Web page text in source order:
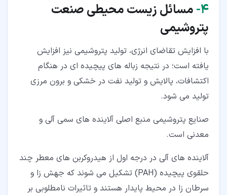
۴‏- مسائل زیست محیطی صنعت
پتروشیمی
با افزایش تقاضای انرژی، تولید پتروشیمی نیز افزایش
یافته است؛ در نتیجه زباله های پیچیده ای در هنگام
اکتشافات، پالایش و تولید نفت در خشکی و برون مرزی
تولید می شود.
صنایع پتروشیمی منبع اصلی آلاینده های سمی آلی و
معدنی است.
آلاینده های آلی در درجه اول از هیدروکربن های معطر چند
حلقوی پیچیده (PAH) تشکیل می شوند که جهش زا و
سرطان زا در محیط پایدار هستند و تاثیرات نامطلوبی بر